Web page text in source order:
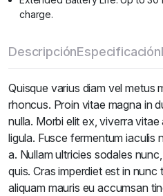
charge.
DescripciónEspecificación
Quisque varius diam vel metus
rhoncus. Proin vitae magna in
nulla. Morbi elit ex, viverra
ligula. Fusce fermentum iaculis
a. Nullam ultricies sodales
quis. Cras imperdiet est in nunc
aliquam mauris eu accumsan